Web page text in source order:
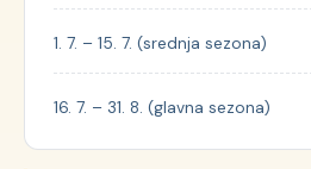
1. 7. – 15. 7. (srednja sezona)
16. 7. – 31. 8. (glavna sezona)